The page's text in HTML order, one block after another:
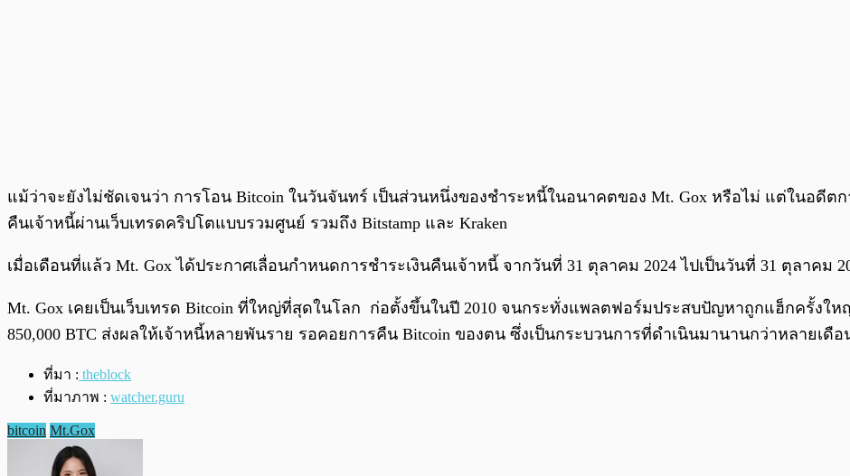
แม้ว่าจะยังไม่ชัดเจนว่า การโอน Bitcoin ในวันจันทร์ เป็นส่วนหนึ่งของชำระหนี้ในอนาคตของ Mt. Gox หรือไม่ แต่ในอดีต
คืนเจ้าหนี้ผ่านเว็บเทรดคริปโตแบบรวมศูนย์ รวมถึง Bitstamp และ Kraken
เมื่อเดือนที่แล้ว Mt. Gox ได้ประกาศเลื่อนกำหนดการชำระเงินคืนเจ้าหนี้ จากวันที่ 31 ตุลาคม 2024 ไปเป็นวันที่ 31 ตุลาคม
Mt. Gox เคยเป็นเว็บเทรด Bitcoin ที่ใหญ่ที่สุดในโลก ก่อตั้งขึ้นในปี 2010 จนกระทั่งแพลตฟอร์มประสบปัญหาถูกแฮ็กครั้งให
850,000 BTC ส่งผลให้เจ้าหนี้หลายพันราย รอคอยการคืน Bitcoin ของตน ซึ่งเป็นกระบวนการที่ดำเนินมานานกว่าหลายเดือ
ที่มา : theblock
ที่มาภาพ : watcher.guru
bitcoin Mt.Gox